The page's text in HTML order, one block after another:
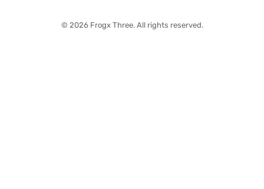
© 2026 Frogx Three. All rights reserved.